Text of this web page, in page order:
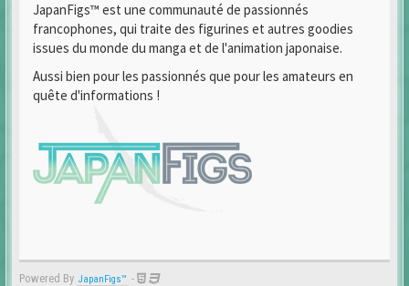
JapanFigs™ est une communauté de passionnés
francophones, qui traite des figurines et autres goodies
issues du monde du manga et de l'animation japonaise.
Aussi bien pour les passionnés que pour les amateurs en
quête d'informations !
Powered By JapanFigs™ -